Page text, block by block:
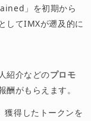
」を初期から
してIMXが遡及的に
紹介などのプロモ
酬がもらえます。
獲得したトークンを